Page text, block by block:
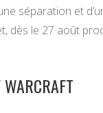
séparation et
dès le 27 août